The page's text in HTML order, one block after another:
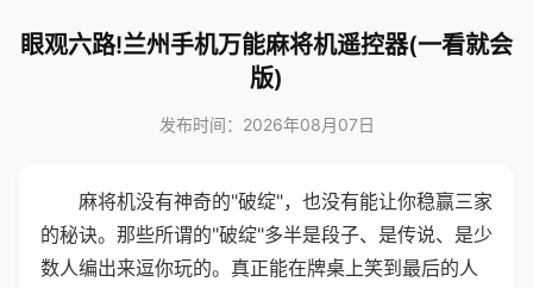
眼观六路!兰州手机万能麻将机遥控器(一看就会
版)
发布时间：2026年08月07日
麻将机没有神奇的"破绽"，也没有能让你稳赢三家
的秘诀。那些所谓的"破绽"多半是段子、是传说、是少
数人编出来逗你玩的。真正能在牌桌上笑到最后的人